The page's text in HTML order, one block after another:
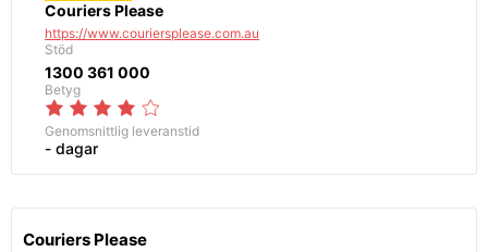
Couriers Please
https://www.couriersplease.com.au
Stöd
1300 361 000
Betyg
Genomsnittlig leveranstid
- dagar
Couriers Please